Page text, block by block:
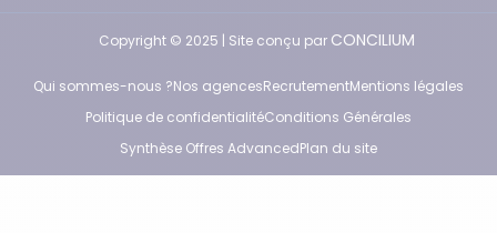
Copyright © 2025 | Site conçu par CONCILIUM
Qui sommes-nous ?Nos agencesRecrutementMentions légales
Politique de confidentialitéConditions Générales
Synthèse Offres AdvancedPlan du site